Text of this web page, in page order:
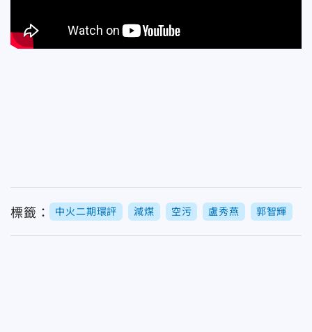
標籤： 中火二期環評 減煤 空污 盧秀燕 郭智輝